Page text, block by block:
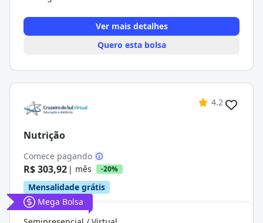
Ver mais detalhes
Quero esta bolsa
4.2
Nutrição
Comece pagando
R$ 303,92 | mês -20%
Mensalidade grátis
Mega Bolsa